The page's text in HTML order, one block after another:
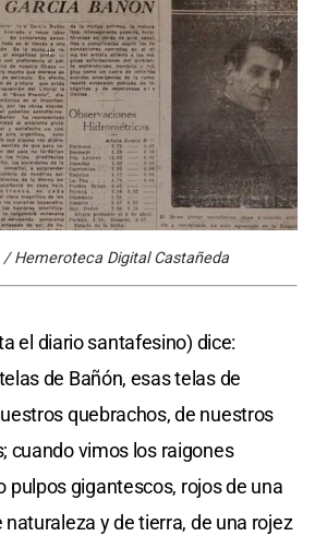
/ Hemeroteca Digital Castañeda
el diario santafesino) dice:
de Bañón, esas telas de
quebrachos, de nuestros
cuando vimos los raigones
pulpos gigantescos, rojos de una
y de tierra, de una rojez